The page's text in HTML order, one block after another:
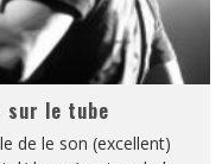
sur le tube
de le son (excellent)